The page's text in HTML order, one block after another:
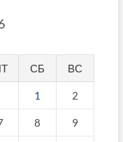
СБ ВС
1 2
8 9